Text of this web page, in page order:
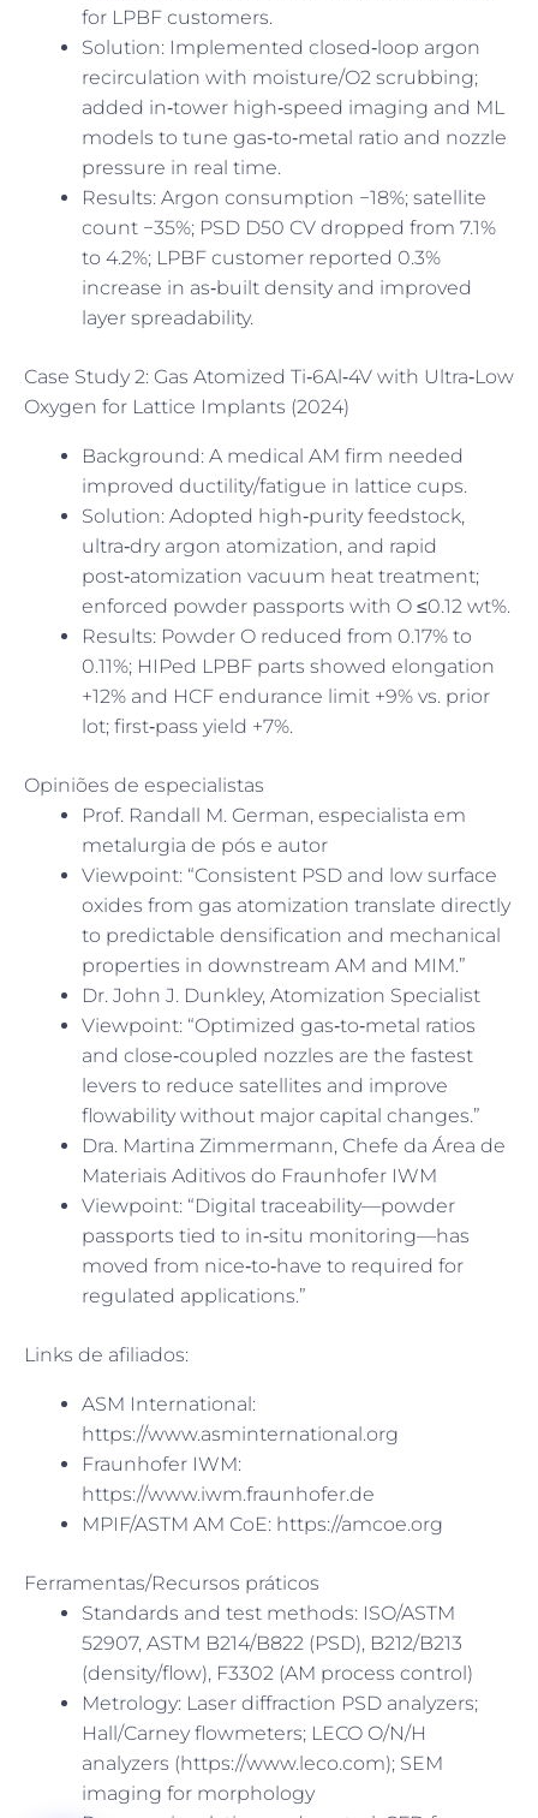
for LPBF customers.
Solution: Implemented closed‑loop argon
recirculation with moisture/O2 scrubbing;
added in‑tower high‑speed imaging and ML
models to tune gas‑to‑metal ratio and nozzle
pressure in real time.
Results: Argon consumption −18%; satellite
count −35%; PSD D50 CV dropped from 7.1%
to 4.2%; LPBF customer reported 0.3%
increase in as‑built density and improved
layer spreadability.
Case Study 2: Gas Atomized Ti‑6Al‑4V with Ultra‑Low
Oxygen for Lattice Implants (2024)
Background: A medical AM firm needed
improved ductility/fatigue in lattice cups.
Solution: Adopted high‑purity feedstock,
ultra‑dry argon atomization, and rapid
post‑atomization vacuum heat treatment;
enforced powder passports with O ≤0.12 wt%.
Results: Powder O reduced from 0.17% to
0.11%; HIPed LPBF parts showed elongation
+12% and HCF endurance limit +9% vs. prior
lot; first‑pass yield +7%.
Opiniões de especialistas
Prof. Randall M. German, especialista em
metalurgia de pós e autor
Viewpoint: “Consistent PSD and low surface
oxides from gas atomization translate directly
to predictable densification and mechanical
properties in downstream AM and MIM.”
Dr. John J. Dunkley, Atomization Specialist
Viewpoint: “Optimized gas‑to‑metal ratios
and close‑coupled nozzles are the fastest
levers to reduce satellites and improve
flowability without major capital changes.”
Dra. Martina Zimmermann, Chefe da Área de
Materiais Aditivos do Fraunhofer IWM
Viewpoint: “Digital traceability—powder
passports tied to in‑situ monitoring—has
moved from nice‑to‑have to required for
regulated applications.”
Links de afiliados:
ASM International:
https://www.asminternational.org
Fraunhofer IWM:
https://www.iwm.fraunhofer.de
MPIF/ASTM AM CoE: https://amcoe.org
Ferramentas/Recursos práticos
Standards and test methods: ISO/ASTM
52907, ASTM B214/B822 (PSD), B212/B213
(density/flow), F3302 (AM process control)
Metrology: Laser diffraction PSD analyzers;
Hall/Carney flowmeters; LECO O/N/H
analyzers (https://www.leco.com); SEM
imaging for morphology